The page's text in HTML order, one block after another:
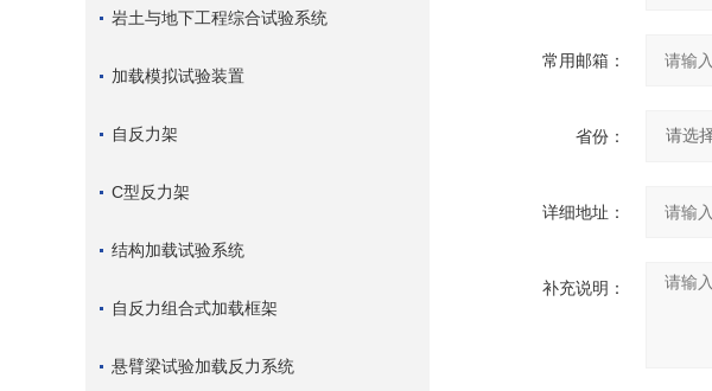
岩土与地下工程综合试验系统
加载模拟试验装置
自反力架
C型反力架
结构加载试验系统
自反力组合式加载框架
悬臂梁试验加载反力系统
常用邮箱：
省份：
详细地址：
补充说明：